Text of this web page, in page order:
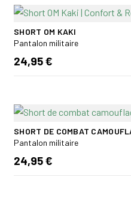
SHORT OM KAKI
Pantalon militaire
24,95 €
SHORT DE COMBAT
Pantalon militaire
24,95 €